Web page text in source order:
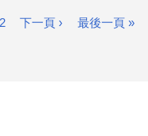
2 下一頁 › 最後一頁 »